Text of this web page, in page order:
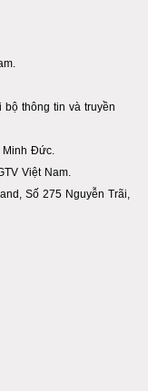
thông tin và truyền
Đức.
Việt Nam.
Số 275 Nguyễn Trãi,